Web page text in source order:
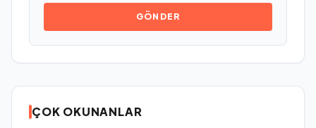
GÖNDER
ÇOK OKUNANLAR